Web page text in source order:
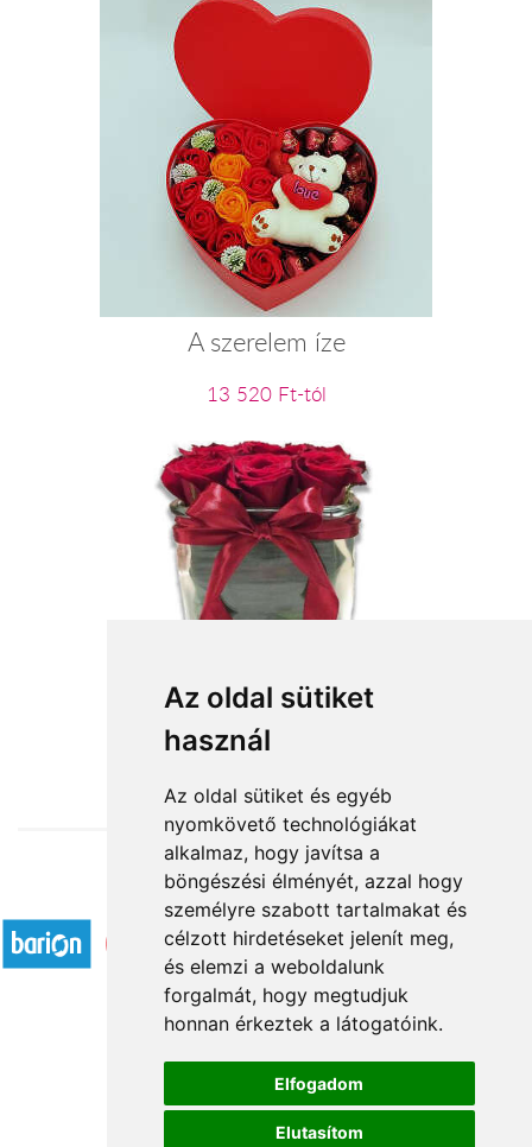
Az oldal sütiket
használ
Az oldal sütiket és egyéb
nyomkövető technológiákat
alkalmaz, hogy javítsa a
böngészési élményét, azzal hogy
személyre szabott tartalmakat és
célzott hirdetéseket jelenít meg,
és elemzi a weboldalunk
forgalmát, hogy megtudjuk
honnan érkeztek a látogatóink.
Elfogadom
Elutasítom
A szerelem íze
13 520 Ft-tól
Ámor nyila
35 296 Ft-tól
Elfogadott fizetési módok
Á.SZ.F.
Impresszum
Adatkezelési tájékoztató